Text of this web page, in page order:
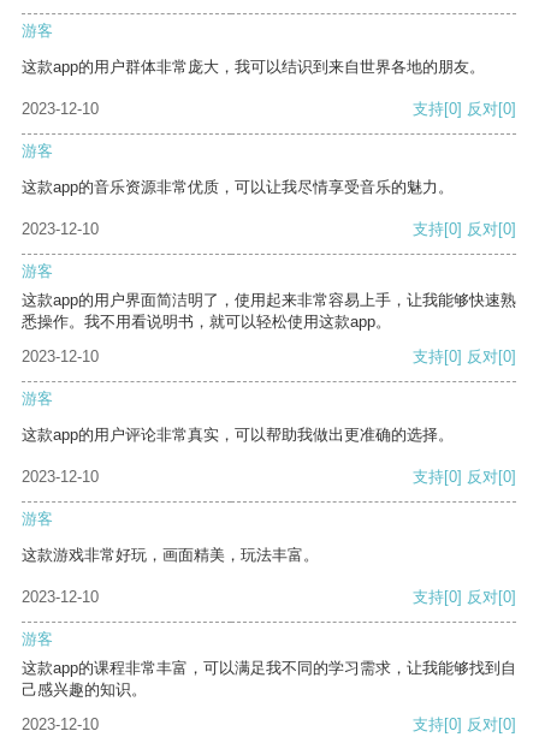
游客
这款app的用户群体非常庞大，我可以结识到来自世界各地的朋友。
2023-12-10 支持[0] 反对[0]
游客
这款app的音乐资源非常优质，可以让我尽情享受音乐的魅力。
2023-12-10 支持[0] 反对[0]
游客
这款app的用户界面简洁明了，使用起来非常容易上手，让我能够快速熟
悉操作。我不用看说明书，就可以轻松使用这款app。
2023-12-10
支持[0] 反对[0]
游客
这款app的用户评论非常真实，可以帮助我做出更准确的选择。
2023-12-10 支持[0] 反对[0]
游客
这款游戏非常好玩，画面精美，玩法丰富。
2023-12-10 支持[0] 反对[0]
游客
这款app的课程非常丰富，可以满足我不同的学习需求，让我能够找到自
己感兴趣的知识。
2023-12-10
支持[0] 反对[0]